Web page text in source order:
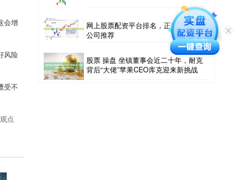
会增
风险
受不
点
网上股票配资平台排名，正规杠杆炒股
公司推荐
股票 操盘 坐镇董事会近二十年，耐克
背后“大佬”苹果CEO库克迎来新挑战